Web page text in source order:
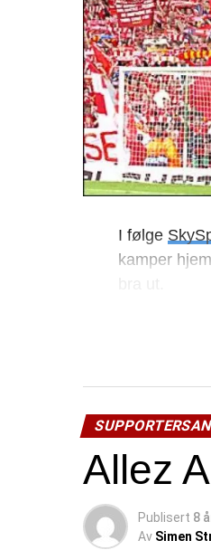
I følge
kamper
Fansen
4.
Fansen
1. Liverpool
2.
Allez
Publisert 8
Av Simen